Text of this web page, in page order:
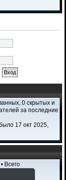
0 скрытых и
за последние
17 окт 2025,
• Всего